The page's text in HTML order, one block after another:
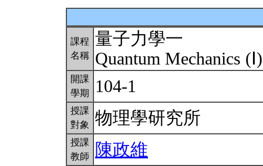
課程
名稱
量子力學一
Quantum Mechanics
開課
學期
104-1
授課
對象
物理學研究所
授課
教師
陳政維